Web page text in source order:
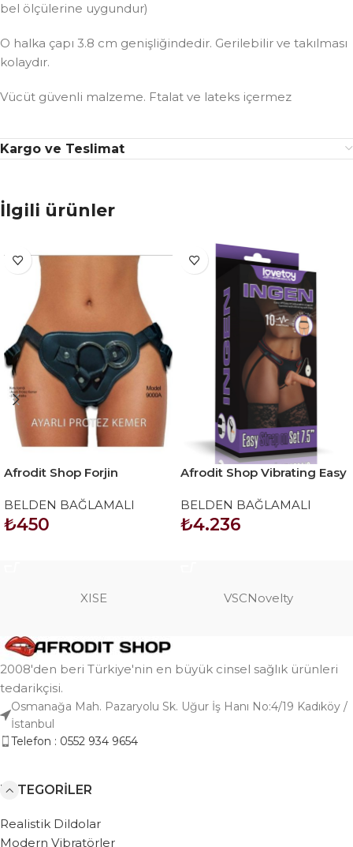
bel ölçülerine uygundur)
O halka çapı 3.8 cm genişliğindedir. Gerilebilir ve takılması
kolaydır.
Vücüt güvenli malzeme. Ftalat ve lateks içermez
Kargo ve Teslimat
İlgili ürünler
Afrodit Shop Forjin
Belden Bağlama Kemeri
Siyah
BELDEN BAĞLAMALI
₺450
Afrodit Shop Vibrating Easy
Bağlamalı Model2
BELDEN BAĞLAMALI
₺4.236
XISE VSCNovelty
2008'den beri Türkiye'nin en büyük cinsel sağlık ürünleri
tedarikçisi.
Osmanağa Mah. Pazaryolu Sk. Uğur İş Hanı No:4/19 Kadıköy /
İstanbul
Telefon : 0552 934 9654
KATEGORILER
Realistik Dildolar
Modern Vibratörler